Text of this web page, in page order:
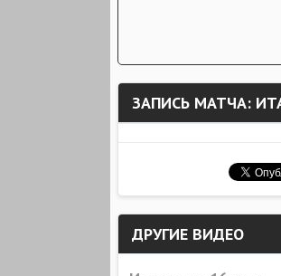
ЗАПИСЬ МАТЧА:
ДРУГИЕ ВИДЕО